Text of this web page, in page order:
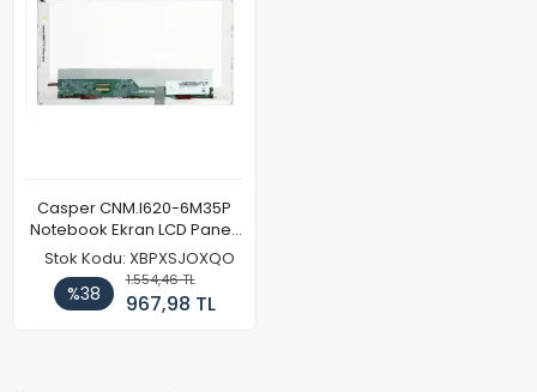
Casper CNM.I620-6M35P
Notebook Ekran LCD Paneli
(Ref)
Stok Kodu: XBPXSJOXQO
%38
1.554,46 TL
967,98 TL